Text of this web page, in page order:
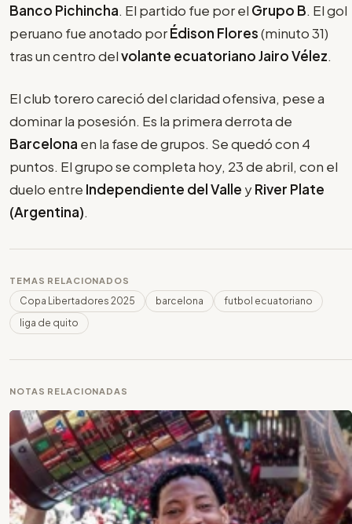
Banco Pichincha. El partido fue por el Grupo B. El gol
peruano fue anotado porÉdison Flores(minuto 31)
tras un centro delvolante ecuatoriano Jairo Vélez.
El club torero careció del claridad ofensiva, pese a
dominar la posesión. Es la primera derrota de
Barcelona en la fase de grupos. Se quedó con 4
puntos. El grupo se completa hoy, 23 de abril, con el
duelo entre Independiente del Valle yRiver Plate
(Argentina).
TEMAS RELACIONADOS
Copa Libertadores 2025 barcelona
futbol ecuatoriano
liga de quito
NOTAS RELACIONADAS